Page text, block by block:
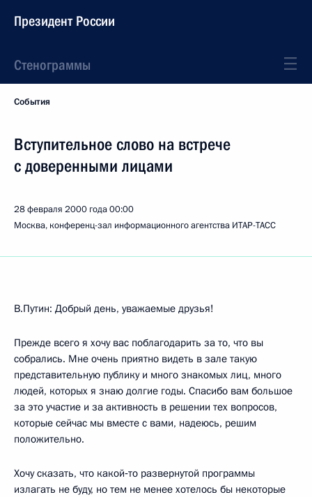
Президент России
Стенограммы
События
Вступительное слово на встрече
с доверенными лицами
28 февраля 2000 года00:00
Москва, конференц-зал информационного агентства ИТАР-ТАСС
В.Путин: Добрый день, уважаемые друзья!
Прежде всего я хочу вас поблагодарить за то, что вы
собрались. Мне очень приятно видеть в зале такую
представительную публику и много знакомых лиц, много
людей, которых я знаю долгие годы. Спасибо вам большое
за это участие и за активность в решении тех вопросов,
которые сейчас мы вместе с вами, надеюсь, решим
положительно.
Хочу сказать, что какой‑то развернутой программы
излагать не буду, но тем не менее хотелось бы некоторые